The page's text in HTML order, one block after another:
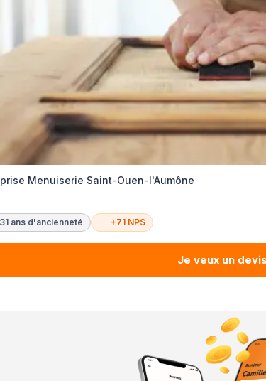
Menuiserie Saint-Ouen-l'Aumône
ans d'ancienneté +71 NPS
Je veux un